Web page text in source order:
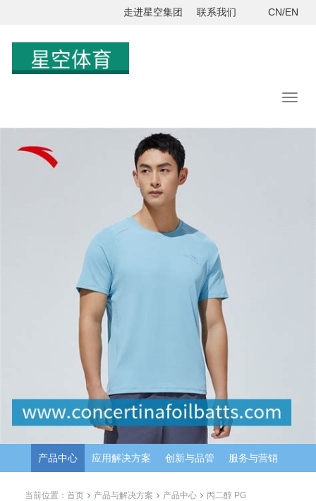
走进星空集团 联系我们 CN/EN
产品中心 应用解决方案 创新与品管 服务与营销
当前位置： 首页 产品与解决方案 产品中心 丙二醇 PG